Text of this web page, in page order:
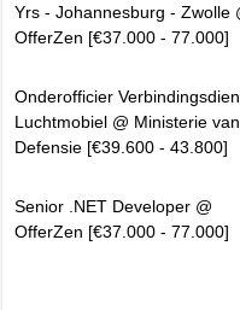
Yrs - Johannesburg - Zwolle
OfferZen [€37.000 - 77.000]
Onderofficier
Luchtmobiel @ Ministerie van
Defensie [€39.600 - 43.800]
Senior .NET Developer @
OfferZen [€37.000 - 77.000]